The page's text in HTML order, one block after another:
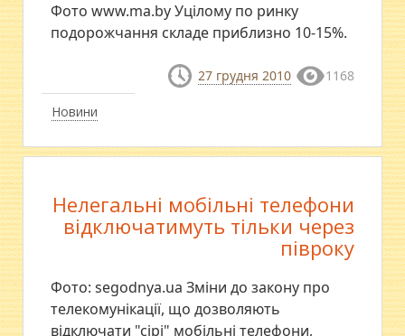
Новини
Фото www.ma.by Уцілому по ринку
подорожчання складе приблизно 10-15%.
27 грудня 2010 1168
Нелегальні мобільні телефони
відключатимуть тільки через
півроку
Фото: segodnya.ua Зміни до закону про
телекомунікації, що дозволяють
відключати "сірі" мобільні телефони,